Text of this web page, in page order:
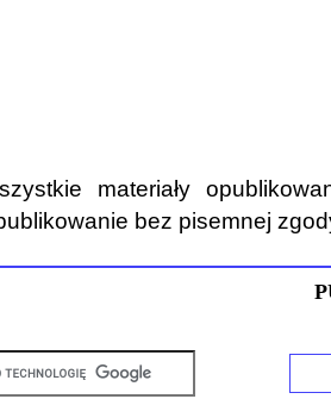
materiały
bez pisemnej